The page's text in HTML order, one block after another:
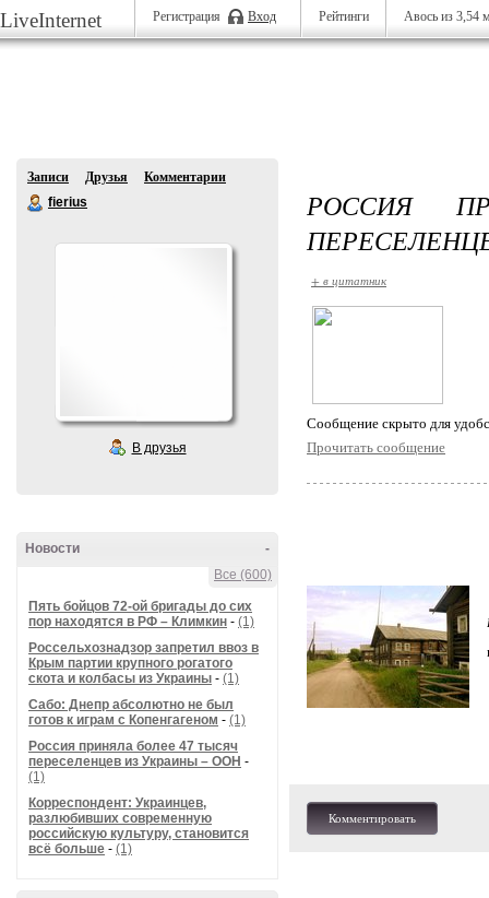
LiveInternet Регистрация Вход Рейтинги Авось из 3,54
Записи Друзья
Комментарии
fierius
В друзья
-
Новости
Все (600)
Пять бойцов 72-ой бригады до сих
пор находятся в РФ – Климкин - (1)
Россельхознадзор запретил ввоз в
Крым партии крупного рогатого
скота и колбасы из Украины - (1)
Сабо: Днепр абсолютно не был
готов к играм с Копенгагеном - (1)
Россия приняла более 47 тысяч
переселенцев из Украины – ООН -
(1)
Корреспондент: Украинцев,
разлюбивших современную
российскую культуру, становится
всё больше - (1)
РОССИЯ
+ в цитатник
Cообщение скрыто для
Прочитать сообщение
Комментировать